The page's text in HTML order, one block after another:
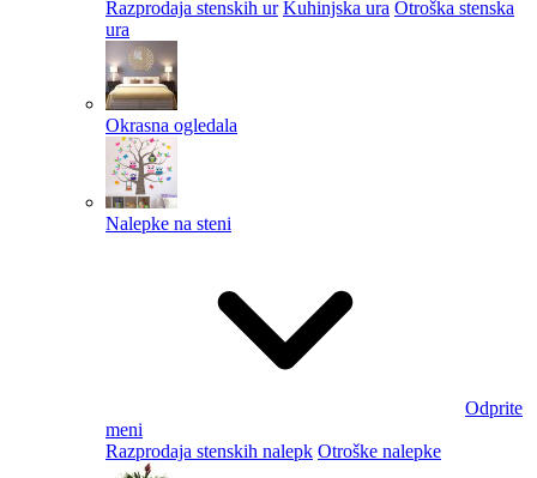
Razprodaja stenskih ur Kuhinjska ura Otroška stenska
ura
Okrasna ogledala
Nalepke na steni
Odprite
meni
Razprodaja stenskih nalepk Otroške nalepke